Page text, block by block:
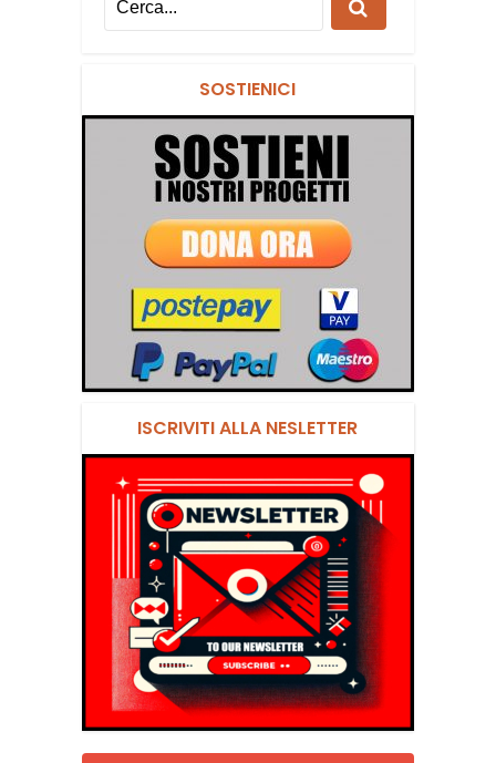
SOSTIENICI
ISCRIVITI ALLA NESLETTER